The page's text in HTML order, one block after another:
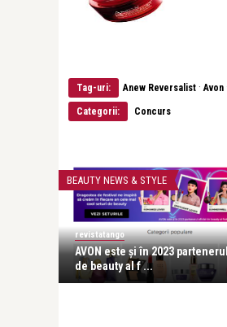
Tag-uri: Anew Reversalist · Avon
Categorii: Concurs
BEAUTY NEWS & STYLE
revistatango
AVON este și în 2023
de beauty al f ...